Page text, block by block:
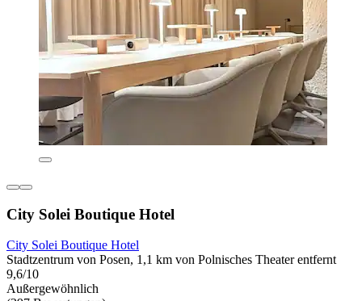
City Solei Boutique Hotel
City Solei Boutique Hotel
Stadtzentrum von Posen, 1,1 km von Polnisches Theater entfernt
9,6/10
Außergewöhnlich